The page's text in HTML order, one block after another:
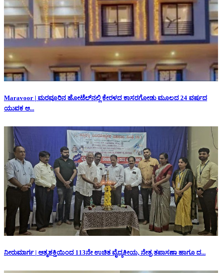
Maravoor | ಮರವೂರಿನ ಹೋಟೆಲ್‌ನಲ್ಲಿ ಕೇರಳದ ಕಾಸರಗೋಡು ಮೂಲದ 24 ವರ್ಷದ
ಯುವಕ ಆ...
ನೀರುಮಾರ್ಗ | ಆತ್ಮಶಕ್ತಿಯಿಂದ 113ನೇ ಉಚಿತ ವೈದ್ಯಕೀಯ, ನೇತ್ರ ತಪಾಸಣಾ ಹಾಗೂ ದ...